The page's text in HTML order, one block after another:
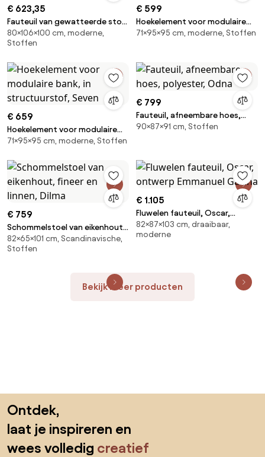
€ 623,35
Fauteuil van gewatteerde stof
en staal Nomad
80×106×100 cm, moderne,
Stoffen
€ 599
Hoekelement voor modulaire
bank, in fluweel met structuur,
71×95×95 cm, moderne, Stoffen
€ 659
Hoekelement voor modulaire
bank, in structuurstof, Seven
71×95×95 cm, moderne, Stoffen
€ 799
Fauteuil, afneembare hoes,
polyester, Odna
90×87×91 cm, Stoffen
€ 759
Schommelstoel van eikenhout,
fineer en linnen, Dilma
82×65×101 cm, Scandinavische,
Stoffen
€ 1.105
Fluwelen fauteuil, Oscar,
ontwerp Emmanuel Gallina
82×87×103 cm, draaibaar,
moderne
Bekijk meer producten
Ontdek,
laat je inspireren en
wees volledig creatief